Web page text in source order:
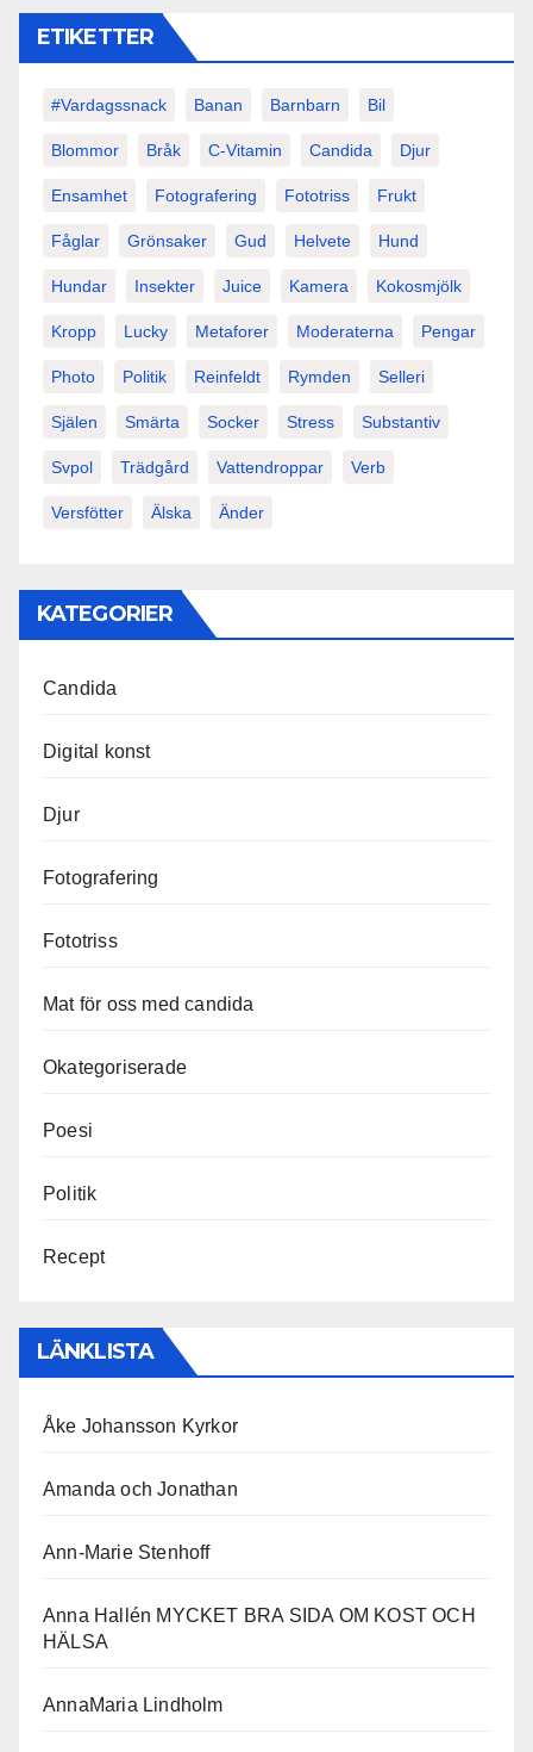
ETIKETTER
#vardagssnack Banan Barnbarn Bil
Blommor Bråk C-Vitamin Candida Djur
Ensamhet Fotografering Fototriss Frukt
Fåglar Grönsaker Gud Helvete Hund
Hundar Insekter Juice Kamera Kokosmjölk
Kropp Lucky Metaforer Moderaterna Pengar
Photo Politik Reinfeldt Rymden Selleri
Själen Smärta Socker Stress Substantiv
Svpol Trädgård Vattendroppar Verb
Versfötter Älska Änder
KATEGORIER
Candida
Digital konst
Djur
Fotografering
Fototriss
Mat för oss med candida
Okategoriserade
Poesi
Politik
Recept
LÄNKLISTA
Åke Johansson Kyrkor
Amanda och Jonathan
Ann-Marie Stenhoff
Anna Hallén MYCKET BRA SIDA OM KOST OCH
HÄLSA
AnnaMaria Lindholm